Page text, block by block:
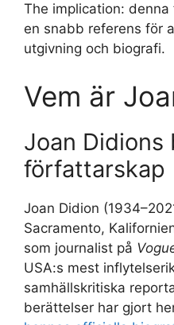
The implication:
en snabb referens för
utgivning och biografi.
Vem är
Joan Didions
författarskap
Joan Didion
Sacramento,
som journalist på
USA:s mest
samhällskritiska
berättelser har gjort